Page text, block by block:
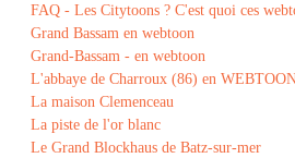
FAQ - Les Citytoons ? C'est quoi ces
Grand Bassam en webtoon
Grand-Bassam - en webtoon
L'abbaye de Charroux (86) en
La maison Clemenceau
La piste de l'or blanc
Le Grand Blockhaus de Batz-sur-mer